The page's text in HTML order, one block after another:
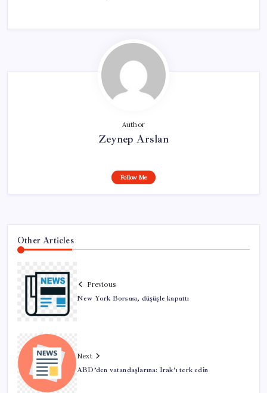
Author
Zeynep Arslan
Follow Me
Other Articles
Previous
New York Borsası, düşüşle kapattı
Next
ABD’den vatandaşlarına: Irak’ı terk edin